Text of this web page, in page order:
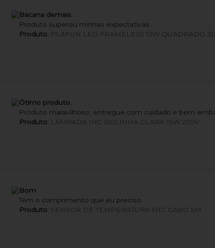
Bacana demais.
Produto superou minhas expectativas.
Produto: PLAFON LED FRAMELESS 12W QUADRADO
Ótimo produto.
Produto maravilhoso, entregue com cuidado e bem
Produto: LÂMPADA INC BOLINHA CLARA 15W 220V
Bom
Tem o comprimento que eu preciso.
Produto: SENSOR DE TEMPERATURA NTC CABO 5M